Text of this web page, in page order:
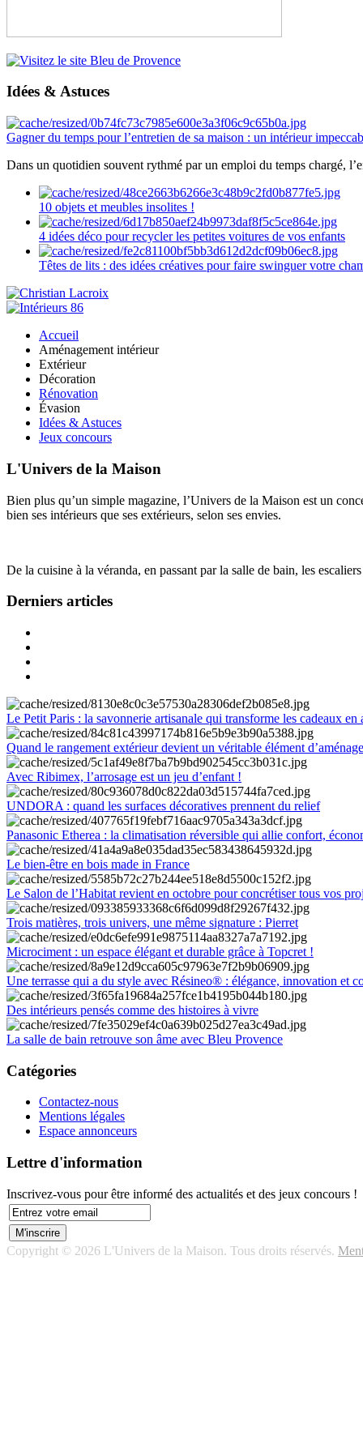
Idées & Astuces
Gagner du temps pour l’entretien de sa maison : un intérieur
Dans un quotidien souvent rythmé par un emploi du temps chargé,
10 objets et meubles insolites !
4 idées déco pour recycler les petites voitures de vos enfants
Têtes de lits : des idées créatives pour faire swinguer votre
Accueil
Aménagement intérieur
Extérieur
Décoration
Rénovation
Évasion
Idées & Astuces
Jeux concours
L'Univers de la Maison
Bien plus qu’un simple magazine, l’Univers de la Maison est un
bien ses intérieurs que ses extérieurs, selon ses envies.
De la cuisine à la véranda, en passant par la salle de bain, les
Derniers articles
Le Petit Paris : la savonnerie artisanale qui transforme les cadeaux en
Quand le rangement extérieur devient un véritable élément
Avec Ribimex, l’arrosage est un jeu d’enfant !
UNDORA : quand les surfaces décoratives prennent du relief
Panasonic Etherea : la climatisation réversible qui allie confort,
Le bien-être en bois made in France
Le Salon de l’Habitat revient en octobre pour concrétiser tous vos
Trois matières, trois univers, une même signature : Pierret
Microciment : un espace élégant et durable grâce à Topcret !
Une terrasse qui a du style avec Résineo® : élégance, innovation et
Des intérieurs pensés comme des histoires à vivre
La salle de bain retrouve son âme avec Bleu Provence
Catégories
Contactez-nous
Mentions légales
Espace annonceurs
Lettre d'information
Inscrivez-vous pour être informé des actualités et des jeux concours !
Copyright © 2026 L'Univers de la Maison. Tous droits réservés.